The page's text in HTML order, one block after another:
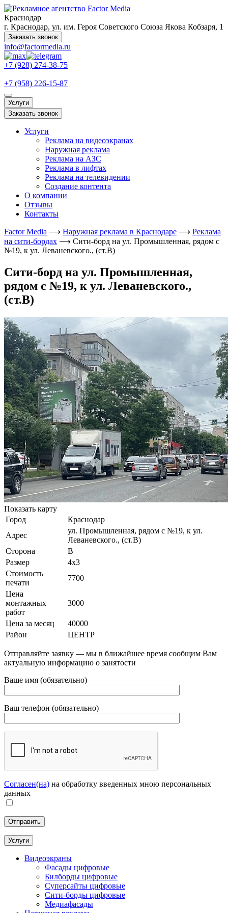
Краснодар
г. Краснодар, ул. им. Героя Советского Союза Якова Кобзаря, 1
Заказать звонок
info@factormedia.ru
+7 (928) 274-38-75
+7 (958) 226-15-87
Услуги
Заказать звонок
Услуги
Реклама на видеоэкранах
Наружная реклама
Реклама на АЗС
Реклама в лифтах
Реклама на телевидении
Создание контента
О компании
Отзывы
Контакты
Factor Media ⟶ Наружная реклама в Краснодаре ⟶ Реклама
на сити-бордах ⟶ Сити-борд на ул. Промышленная, рядом с
№19, к ул. Леваневского., (ст.В)
Сити-борд на ул. Промышленная,
рядом с №19, к ул. Леваневского.,
(ст.В)
Показать карту
Город
Краснодар
Адрес
ул. Промышленная, рядом с №19, к ул.
Леваневского., (ст.В)
Сторона
B
Размер
4х3
Стоимость
печати
7700
Цена
монтажных
работ
3000
Цена за месяц
40000
Район
ЦЕНТР
Отправляйте заявку — мы в ближайшее время сообщим Вам
актуальную информацию о занятости
Ваше имя (обязательно)
Ваш телефон (обязательно)
Согласен(на) на обработку введенных мною персональных
данных
Услуги
Видеоэкраны
Фасады цифровые
Билборды цифровые
Суперсайты цифровые
Сити-борды цифровые
Медиафасады